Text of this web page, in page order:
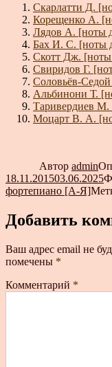
Скарлатти Д.
Корещенко А.
Лядов А. [ноты
Бах И. С. [ноты
Скотт Дж. [ноты
Свиридов Г.
Соловьёв-
Альбинони Т.
Таривердиев М.
Моцарт В. А.
Автор admin
18.11.201503.06.2025
фортепиано [А-Я]
Добавить
Ваш адрес email не
помечены *
Комментарий *